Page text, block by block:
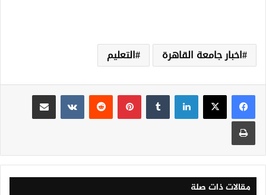
اخبار جامعة القاهرة التعليم
لينكدإن بينتيريست
مقالات ذات صلة